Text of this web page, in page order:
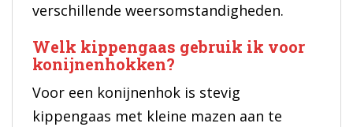
verschillende weersomstandigheden.
Welk kippengaas gebruik ik voor
konijnenhokken?
Voor een konijnenhok is stevig
kippengaas met kleine mazen aan te